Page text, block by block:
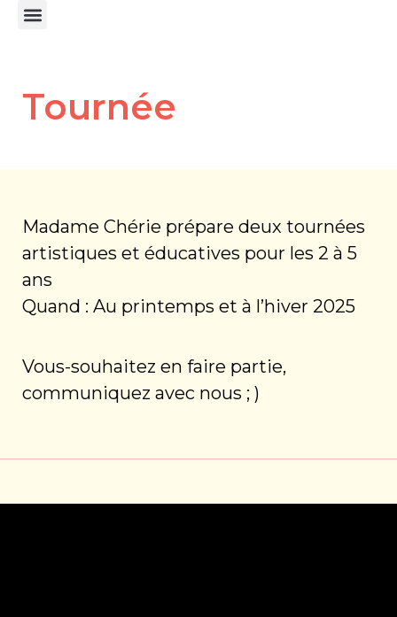
Tournée
Madame Chérie prépare deux tournées
artistiques et éducatives pour les 2 à 5
ans
Quand : Au printemps et à l’hiver 2025
Vous-souhaitez en faire partie,
communiquez avec nous ; )